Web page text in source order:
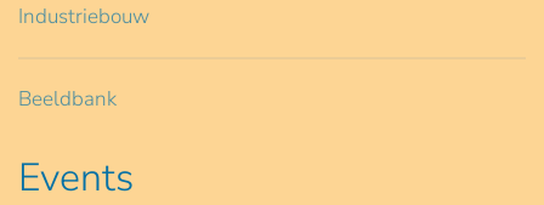
Industriebouw
Beeldbank
Events